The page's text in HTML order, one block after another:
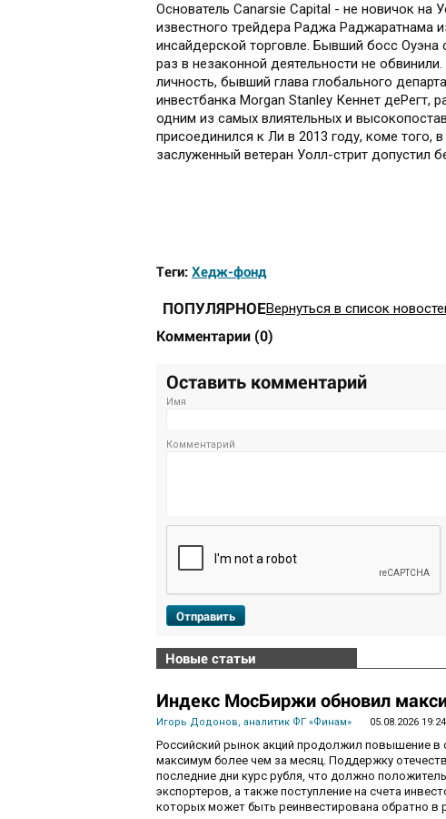
Основатель Canarsie Capital - не новичок
известного трейдера Раджа Раджаратнама
инсайдерской торговле. Бывший босс Оуэна
раз в незаконной деятельности не
личность, бывший глава глобального
инвестбанка Morgan Stanley Кеннет деРегт,
одним из самых влиятельных и
присоединился к Ли в 2013 году, коме того,
заслуженный ветеран Уолл-стрит допустил
Теги: Хедж-фонд
ПОПУЛЯРНОЕВернуться в список
Комментарии (0)
Оставить комментарий
Имя
Комментарий
Отправить
Новые статьи
Индекс МосБиржи обновил
Игорь Додонов, аналитик ФГ «Финам» 05.08.2026 19:24
Российский рынок акций продолжил повышение в
максимум более чем за месяц. Поддержку
последние дни курс рубля, что должно
экспортеров, а также поступление на счета
которых может быть реинвестирована обратно в